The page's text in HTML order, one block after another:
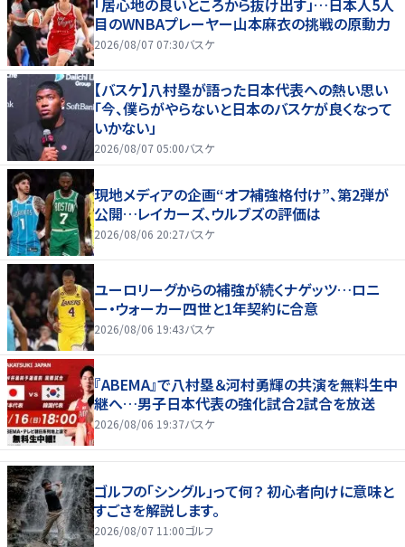
目のWNBAプレーヤー山本麻衣の挑戦の原動力
2026/08/07 07:30バスケ
【バスケ】八村塁が語った日本代表への熱い思い
「今、僕らがやらないと日本のバスケが良くなって
いかない」
2026/08/07 05:00バスケ
現地メディアの企画“オフ補強格付け”、第2弾が
公開…レイカーズ、ウルブズの評価は
2026/08/06 20:27バスケ
ユーロリーグからの補強が続くナゲッツ…ロニ
ー・ウォーカー四世と1年契約に合意
2026/08/06 19:43バスケ
『ABEMA』で八村塁＆河村勇輝の共演を無料生中
継へ…男子日本代表の強化試合2試合を放送
2026/08/06 19:37バスケ
ゴルフの「シングル」って何？ 初心者向けに意味と
すごさを解説します。
2026/08/07 11:00ゴルフ